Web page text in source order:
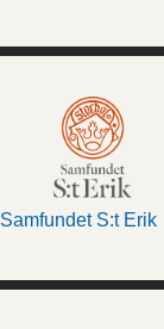
Samfundet S:t Erik